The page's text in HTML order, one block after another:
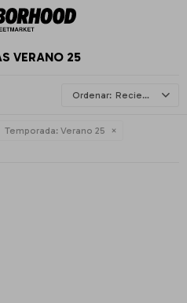
VERANO 25
Recientes
Temporada: Verano 25